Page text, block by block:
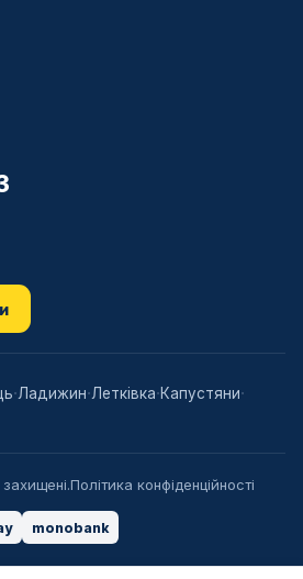
·Ладижин·Летківка·Капустяни·
Політика конфіденційності
monobank